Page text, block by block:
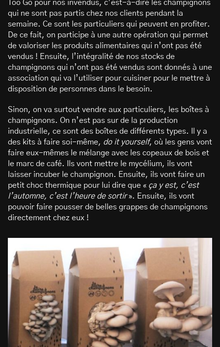
Too Go pour nos invendus, c’est-à-dire les champignons
qui ne sont pas partis chez nos clients pendant la
semaine. Ce sont les particuliers qui peuvent en profiter.
De ce fait, on participe à une autre opération qui permet
de valoriser les produits alimentaires qui n’ont pas été
vendus ! Ensuite, l’intégralité de nos stocks de
champignons qui n’ont pas été vendus sont donnés à une
association qui va l’utiliser pour cuisiner pour le mettre à
disposition de personnes dans le besoin.
Sinon, on va surtout vendre aux particuliers, les boîtes à
champignons. On n’est pas sur de la production
industrielle, ce sont des boîtes de différents types. Il y a
des kits à faire soi-même, do it yourself, où les gens vont
faire eux-mêmes le mélange avec les copeaux de bois et
le marc de café. Ils vont mettre le mycélium, ils vont
laisser incuber le champignon. Ensuite, ils vont faire un
petit choc thermique pour lui dire que « ça y est, c’est
l’automne, c’est l’heure de sortir». Ensuite, ils vont
pouvoir faire pousser de belles grappes de champignons
directement chez eux !